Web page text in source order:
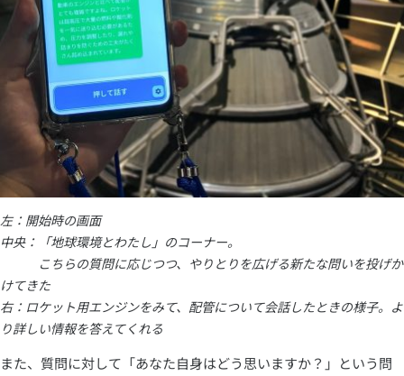
左：開始時の画面
中央：「地球環境とわたし」のコーナー。
こちらの質問に応じつつ、やりとりを広げる新たな問いを投げか
けてきた
右：ロケット用エンジンをみて、配管について会話したときの様子。よ
り詳しい情報を答えてくれる
また、質問に対して「あなた自身はどう思いますか？」という問